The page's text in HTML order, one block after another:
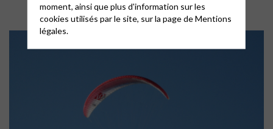
moment, ainsi que plus d'information sur les
cookies utilisés par le site, sur la page deMentions
légales.